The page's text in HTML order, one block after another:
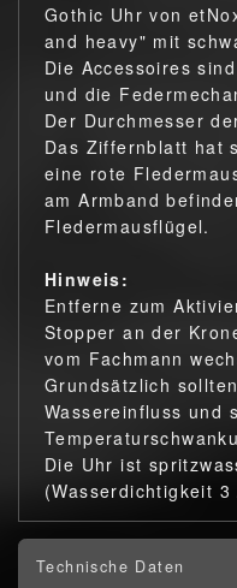
Gothic Uhr von
and heavy" mit
Die Accessoires
und die
Der Durchmesser
Das Ziffernblatt hat
eine rote
am Armband
Fledermausflügel.
Hinweis:
Entferne zum
Stopper an der
vom Fachmann
Grundsätzlich
Wassereinfluss und
Die Uhr ist
(Wasserdichtigkeit 3
Technische Daten